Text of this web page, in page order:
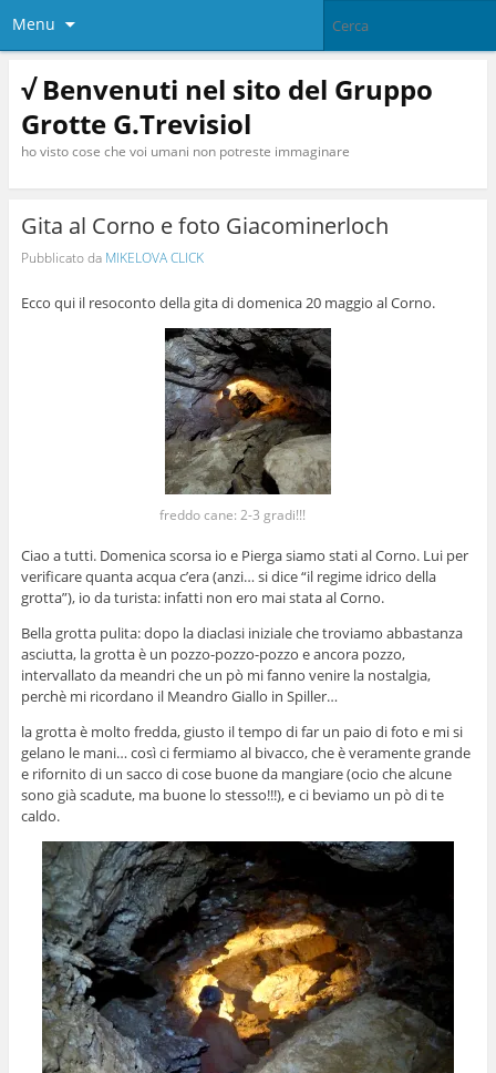
Menu
√ Benvenuti nel sito del Gruppo
Grotte G.Trevisiol
ho visto cose che voi umani non potreste immaginare
Gita al Corno e foto Giacominerloch
Pubblicato da MIKELOVA CLICK
Ecco qui il resoconto della gita di domenica 20 maggio al Corno.
freddo cane: 2-3 gradi!!!
Ciao a tutti. Domenica scorsa io e Pierga siamo stati al Corno. Lui per
verificare quanta acqua c’era (anzi… si dice “il regime idrico della
grotta”), io da turista: infatti non ero mai stata al Corno.
Bella grotta pulita: dopo la diaclasi iniziale che troviamo abbastanza
asciutta, la grotta è un pozzo-pozzo-pozzo e ancora pozzo,
intervallato da meandri che un pò mi fanno venire la nostalgia,
perchè mi ricordano il Meandro Giallo in Spiller…
la grotta è molto fredda, giusto il tempo di far un paio di foto e mi si
gelano le mani… così ci fermiamo al bivacco, che è veramente grande
e rifornito di un sacco di cose buone da mangiare (ocio che alcune
sono già scadute, ma buone lo stesso!!!), e ci beviamo un pò di te
caldo.